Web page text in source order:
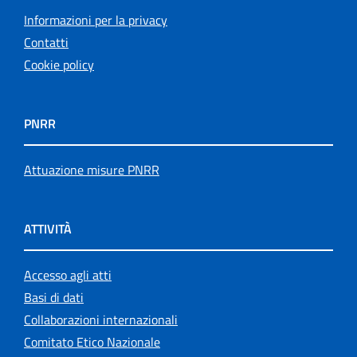
Informazioni per la privacy
Contatti
Cookie policy
PNRR
Attuazione misure PNRR
ATTIVITÀ
Accesso agli atti
Basi di dati
Collaborazioni internazionali
Comitato Etico Nazionale